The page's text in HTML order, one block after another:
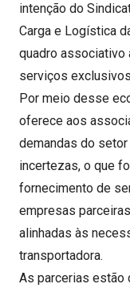
intenção do
Carga e Logística
quadro associativo
serviços
Por meio desse
oferece aos
demandas do
incertezas, o que
fornecimento de
empresas
alinhadas às
transportadora.
As parcerias estão